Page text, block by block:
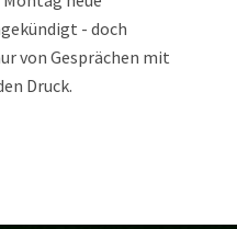
- doch
von Gesprächen mit
Druck.